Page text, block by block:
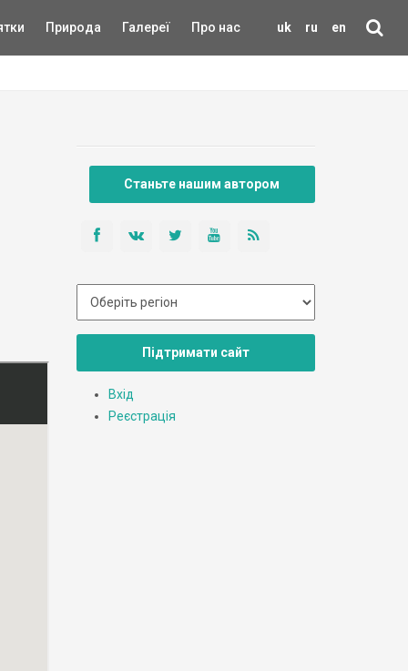
uk ru en
Природа Галереї Про нас
Станьте нашим автором
Підтримати сайт
Вхід
Реєстрація